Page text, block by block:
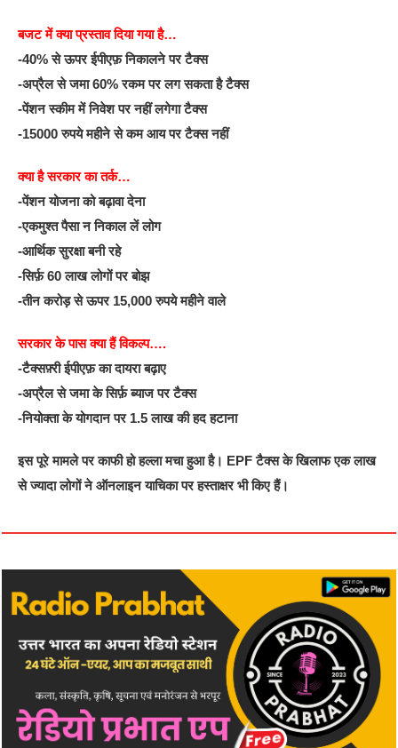
बजट में क्या प्रस्ताव दिया गया है…
-40% से ऊपर ईपीएफ़ निकालने पर टैक्स
-अप्रैल से जमा 60% रकम पर लग सकता है टैक्स
-पेंशन स्कीम में निवेश पर नहीं लगेगा टैक्स
-15000 रुपये महीने से कम आय पर टैक्स नहीं
क्या है सरकार का तर्क…
-पेंशन योजना को बढ़ावा देना
-एकमुश्त पैसा न निकाल लें लोग
-आर्थिक सुरक्षा बनी रहे
-सिर्फ़ 60 लाख लोगों पर बोझ
-तीन करोड़ से ऊपर 15,000 रुपये महीने वाले
सरकार के पास क्या हैं विकल्प….
-टैक्सफ़्री ईपीएफ़ का दायरा बढ़ाए
-अप्रैल से जमा के सिर्फ़ ब्याज पर टैक्स
-नियोक्ता के योगदान पर 1.5 लाख की हद हटाना
इस पूरे मामले पर काफी हो हल्ला मचा हुआ है। EPF टैक्‍स के खिलाफ एक लाख
से ज्‍यादा लोगों ने ऑनलाइन याचिका पर हस्‍ताक्षर भी किए हैं।